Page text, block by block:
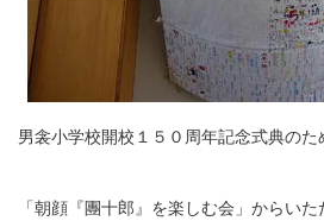
男衾小学校開校１５０周年記念式典のた
「朝顔『團十郎』を楽しむ会」からい